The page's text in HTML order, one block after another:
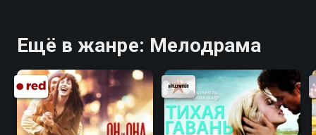
Ещё в жанре: Мелодрама